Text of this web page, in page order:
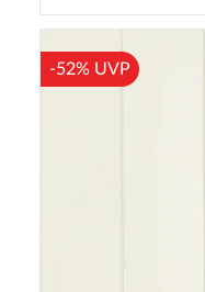
-52% UVP